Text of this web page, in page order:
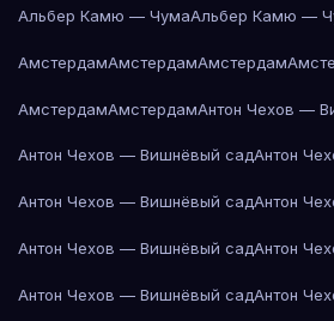
Альбер Камю — ЧумаАльбер Камю —
АмстердамАмстердамАмстердам
АмстердамАмстердамАнтон Чехов —
Антон Чехов — Вишнёвый садАнтон
Антон Чехов — Вишнёвый садАнтон
Антон Чехов — Вишнёвый садАнтон
Антон Чехов — Вишнёвый садАнтон